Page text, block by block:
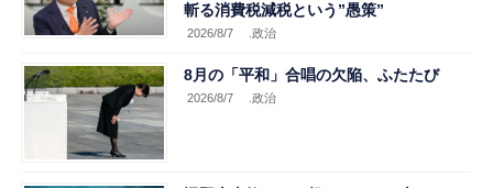
斬る消費税減税という”愚策”
2026/8/7 .政治
8月の「平和」合唱の欠陥、ふたたび
2026/8/7 .政治